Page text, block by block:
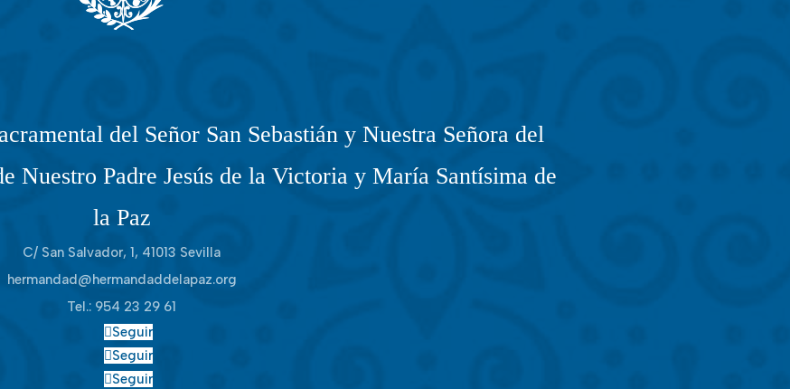
del Señor San Sebastián y Nuestra Señora del
Nuestro Padre Jesús de la Victoria y María Santísima de
la Paz
C/ San Salvador, 1, 41013 Sevilla
hermandad@hermandaddelapaz.org
Tel.: 954 23 29 61
Seguir
Seguir
Seguir